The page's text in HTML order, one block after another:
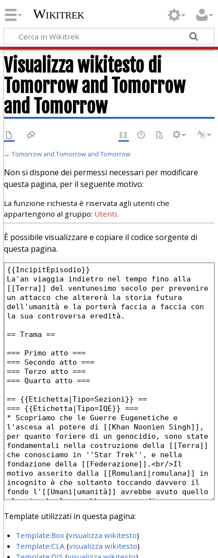
Wikitrek
Visualizza wikitesto di
Tomorrow and Tomorrow
and Tomorrow
← Tomorrow and Tomorrow and Tomorrow
Non si dispone dei permessi necessari per modificare
questa pagina, per il seguente motivo:
La funzione richiesta è riservata agli utenti che
appartengono al gruppo: Utenti.
È possibile visualizzare e copiare il codice sorgente di
questa pagina.
Template utilizzati in questa pagina:
Template:Box (visualizza wikitesto)
Template:CLA (visualizza wikitesto)